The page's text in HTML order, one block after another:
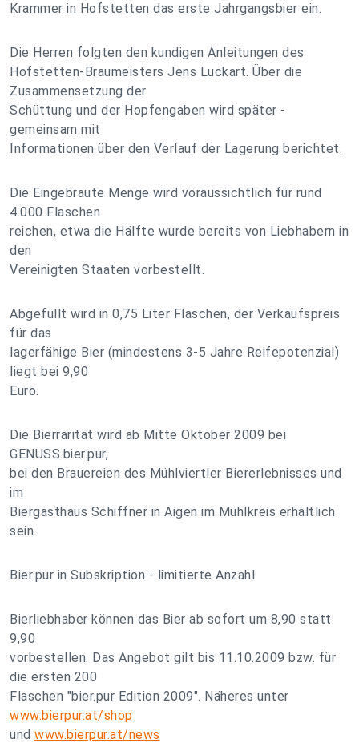
Krammer in Hofstetten das erste Jahrgangsbier ein.
Die Herren folgten den kundigen Anleitungen des
Hofstetten-Braumeisters Jens Luckart. Über die
Zusammensetzung der
Schüttung und der Hopfengaben wird später -
gemeinsam mit
Informationen über den Verlauf der Lagerung berichtet.
Die Eingebraute Menge wird voraussichtlich für rund
4.000 Flaschen
reichen, etwa die Hälfte wurde bereits von Liebhabern in
den
Vereinigten Staaten vorbestellt.
Abgefüllt wird in 0,75 Liter Flaschen, der Verkaufspreis
für das
lagerfähige Bier (mindestens 3-5 Jahre Reifepotenzial)
liegt bei 9,90
Euro.
Die Bierrarität wird ab Mitte Oktober 2009 bei
GENUSS.bier.pur,
bei den Brauereien des Mühlviertler Biererlebnisses und
im
Biergasthaus Schiffner in Aigen im Mühlkreis erhältlich
sein.
Bier.pur in Subskription - limitierte Anzahl
Bierliebhaber können das Bier ab sofort um 8,90 statt
9,90
vorbestellen. Das Angebot gilt bis 11.10.2009 bzw. für
die ersten 200
Flaschen "bier.pur Edition 2009". Näheres unter
www.bierpur.at/shop
und www.bierpur.at/news